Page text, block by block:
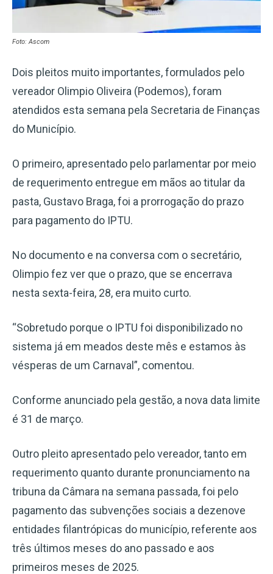
Foto: Ascom
Dois pleitos muito importantes, formulados pelo
vereador Olimpio Oliveira (Podemos), foram
atendidos esta semana pela Secretaria de Finanças
do Município.
O primeiro, apresentado pelo parlamentar por meio
de requerimento entregue em mãos ao titular da
pasta, Gustavo Braga, foi a prorrogação do prazo
para pagamento do IPTU.
No documento e na conversa com o secretário,
Olimpio fez ver que o prazo, que se encerrava
nesta sexta-feira, 28, era muito curto.
“Sobretudo porque o IPTU foi disponibilizado no
sistema já em meados deste mês e estamos às
vésperas de um Carnaval”, comentou.
Conforme anunciado pela gestão, a nova data limite
é 31 de março.
Outro pleito apresentado pelo vereador, tanto em
requerimento quanto durante pronunciamento na
tribuna da Câmara na semana passada, foi pelo
pagamento das subvenções sociais a dezenove
entidades filantrópicas do município, referente aos
três últimos meses do ano passado e aos
primeiros meses de 2025.